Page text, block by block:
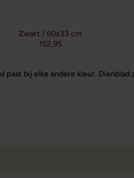
Zwart / 60x33 cm
152,95
bij elke andere kleur. Dienblad